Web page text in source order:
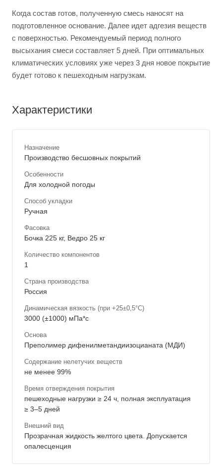
Когда состав готов, полученную смесь наносят на
подготовленное основание. Далее идет адгезия веществ
с поверхностью. Рекомендуемый период полного
высыхания смеси составляет 5 дней. При оптимальных
климатических условиях уже через 3 дня новое покрытие
будет готово к пешеходным нагрузкам.
Характеристики
Назначение
Производство бесшовных покрытий
Особенности
Для холодной погоды
Способ укладки
Ручная
Фасовка
Бочка 225 кг, Ведро 25 кг
Количество компонентов
1
Страна производства
Россия
Динамическая вязкость (при +25±0,5°C)
3000 (±1000) мПа*с
Основа
Преполимер дифенилметандиизоцианата (МДИ)
Содержание нелетучих веществ
не менее 99%
Время отверждения покрытия
пешеходные нагрузки ≥ 24 ч, полная эксплуатация
≥ 3–5 дней
Внешний вид
Прозрачная жидкость желтого цвета. Допускается
опалесценция